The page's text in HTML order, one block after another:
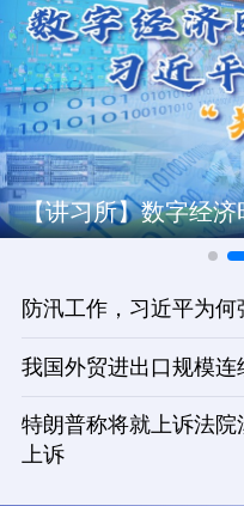
防汛工作，习近平为何
我国外贸进出口规模
特朗普称将就上诉法
上诉